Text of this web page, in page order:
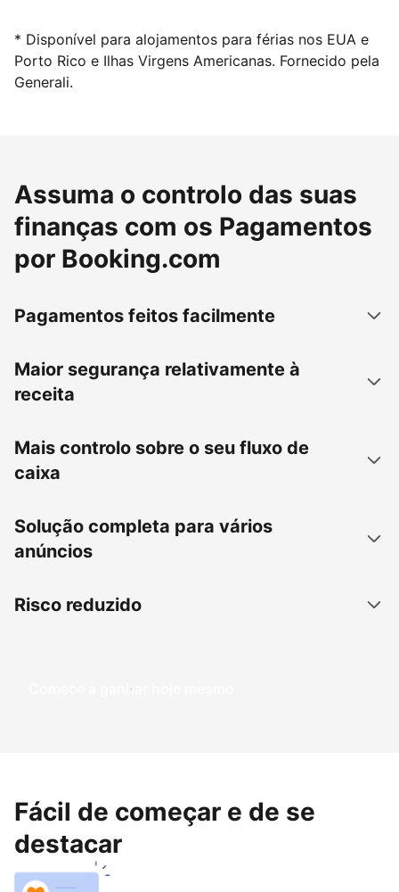
* Disponível para alojamentos para férias nos EUA e
Porto Rico e Ilhas Virgens Americanas. Fornecido pela
Generali.
Assuma o controlo das suas
finanças com os Pagamentos
por Booking.com
Pagamentos feitos facilmente
Maior segurança relativamente à
receita
Mais controlo sobre o seu fluxo de
caixa
Solução completa para vários
anúncios
Risco reduzido
Comece a ganhar hoje mesmo
Fácil de começar e de se
destacar